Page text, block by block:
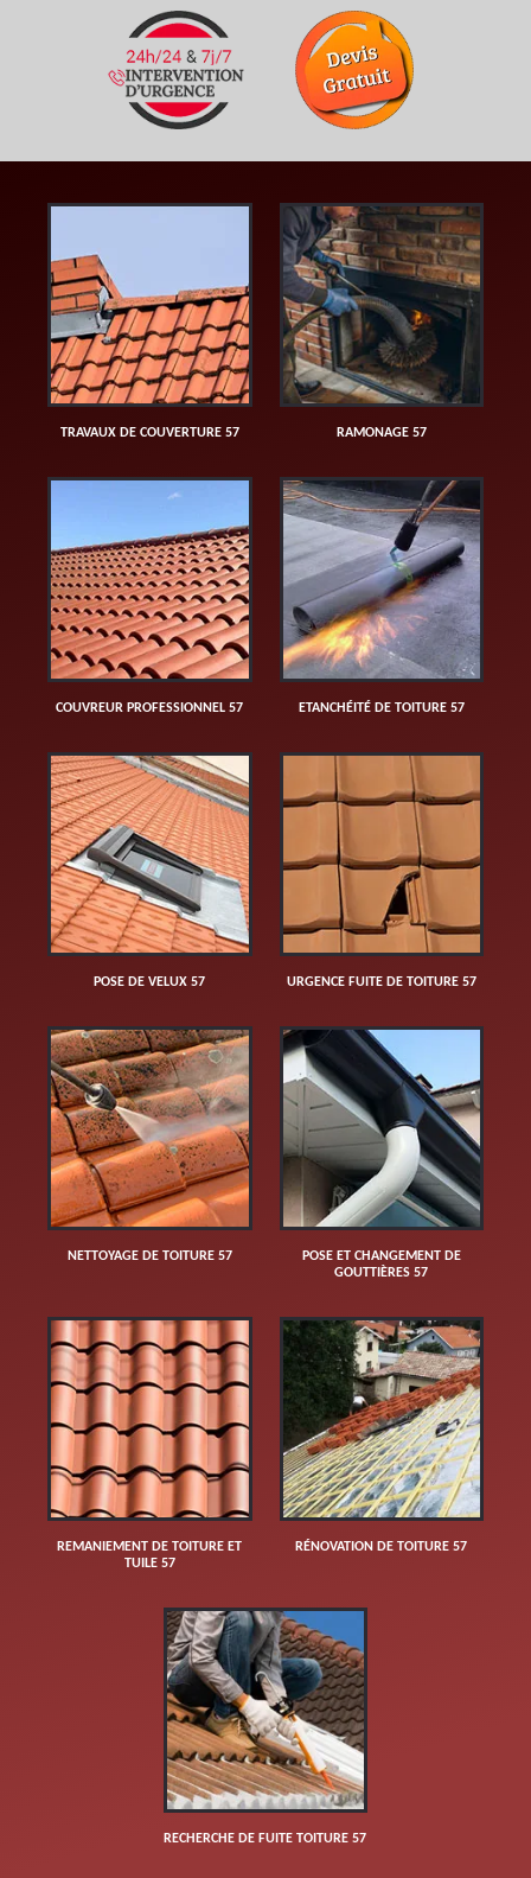
TRAVAUX DE COUVERTURE 57 RAMONAGE 57
COUVREUR PROFESSIONNEL 57 ETANCHÉITÉ DE TOITURE 57
POSE DE VELUX 57 URGENCE FUITE DE TOITURE 57
NETTOYAGE DE TOITURE 57
POSE ET CHANGEMENT DE
GOUTTIÈRES 57
REMANIEMENT DE TOITURE ET
TUILE 57
RÉNOVATION DE TOITURE 57
RECHERCHE DE FUITE TOITURE 57